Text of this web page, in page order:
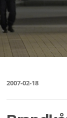
2007-02-18